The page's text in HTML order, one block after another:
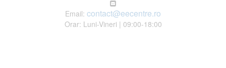
Email: contact@eecentre.ro
Orar: Luni-Vineri | 09:00-18:00